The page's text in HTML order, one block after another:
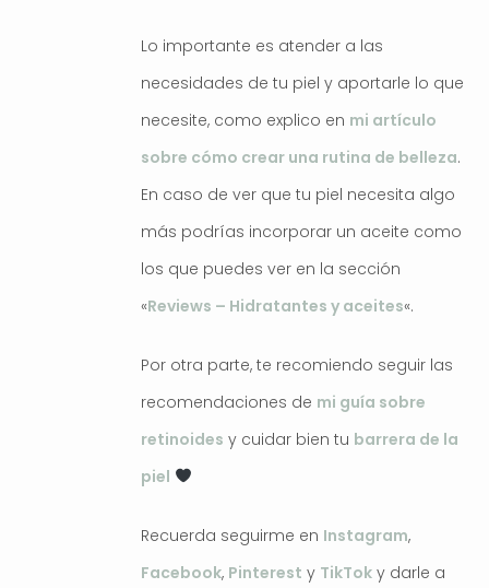
Lo importante es atender a las
necesidades de tu piel y aportarle lo que
necesite, como explico en mi artículo
sobre cómo crear una rutina de belleza.
En caso de ver que tu piel necesita algo
más podrías incorporar un aceite como
los que puedes ver en la sección
«Reviews – Hidratantes y aceites«.
Por otra parte, te recomiendo seguir las
recomendaciones de mi guía sobre
retinoides y cuidar bien tu barrera de la
piel
Recuerda seguirme en Instagram,
Facebook, Pinterest y TikTok y darle a